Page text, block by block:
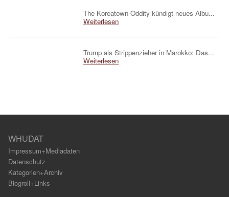
The Koreatown Oddity kündigt neues Albu...
Weiterlesen
Trump als Strippenzieher in Marokko: Das...
Weiterlesen
WHUDAT
Impressum+Mediadaten
Datenschutz
Kategorien+Archiv
Blogroll+Links